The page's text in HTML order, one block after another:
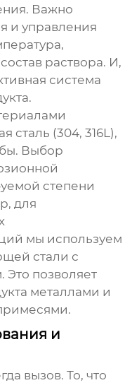
Важно
и управления
раствора. И,
система
сталь (304, 316L),
Выбор
степени
для
мы используем
стали с
позволяет
металлами и
и
вызов. То, что